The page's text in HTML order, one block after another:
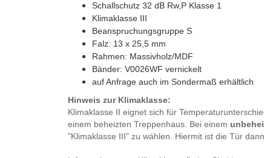
Schallschutz 32 dB Rw,P Klasse 1
Klimaklasse III
Beanspruchungsgruppe S
Falz: 13 x 25,5 mm
Rahmen: Massivholz/MDF
Bänder: V0026WF vernickelt
auf Anfrage auch im Sondermaß erhältlich
Hinweis zur Klimaklasse:
Klimaklasse II eignet sich für
einem beheizten Treppenhaus. Bei einem
"Klimaklasse III" zu wählen. Hiermit ist die Tür